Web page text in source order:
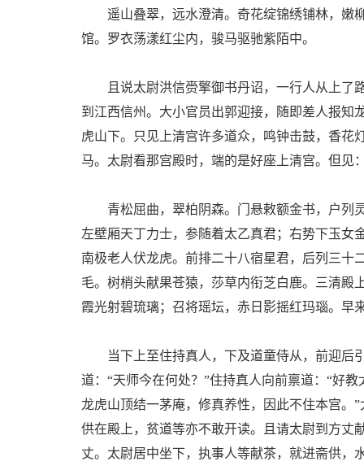
遥山叠翠，远水澄清。奇花绽锦绣铺林，嫩
馆。罗衣荡漾红尘内，骏马驱驰紫陌中。
且说太尉洪信赍擎御书丹诏，一行人从上了
到江西信州。大小官员出郭迎接，随即差人报知
虎山下。只见上清宫许多道众，鸣钟击鼓，香花
马。太尉看那宫殿时，端的是好座上清宫。但见
青松屈曲，翠柏阴森。门悬敕额金书，户列
左壁厢天丁力士，参随着太乙真君；右势下玉女
南极老人伏龙虎。前排二十八宿星君，后列三十
毛。树梢头献果苍猿，莎草内衔芝白鹿。三清殿
霞光射碧琉璃；召将瑶坛，赤日影摇红玛瑙。早
当下上至住持真人，下及道童侍从，前迎后
道：“天师今在何处？”住持真人向前禀道：“好
龙虎山顶结一茅庵，修真养性，因此不住本宫。
供在殿上，贫道等亦不敢开读。且请太尉到方丈
丈。太尉居中坐下，执事人等献茶，就进斋供，